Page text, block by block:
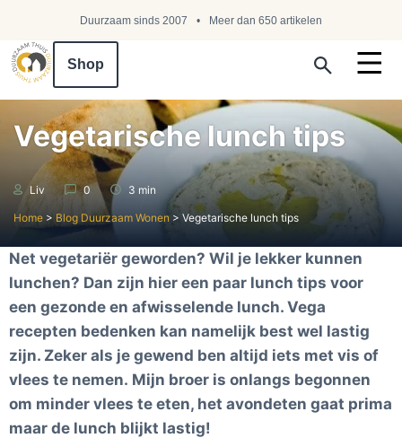
Duurzaam sinds 2007 Meer dan 650 artikelen
Shop
Vegetarische lunch tips
Liv 0 3 min
Home > Blog Duurzaam Wonen > Vegetarische lunch tips
Net vegetariër geworden? Wil je lekker kunnen
lunchen? Dan zijn hier een paar lunch tips voor
een gezonde en afwisselende lunch. Vega
recepten bedenken kan namelijk best wel lastig
zijn. Zeker als je gewend ben altijd iets met vis of
vlees te nemen. Mijn broer is onlangs begonnen
om minder vlees te eten, het avondeten gaat prima
maar de lunch blijkt lastig!